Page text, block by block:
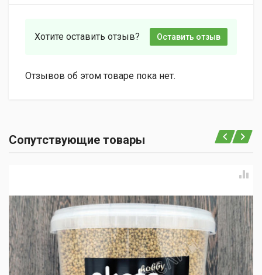
Хотите оставить отзыв? Оставить отзыв
Отзывов об этом товаре пока нет.
Сопутствующие товары